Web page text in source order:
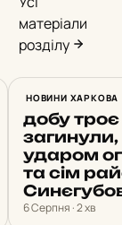
матеріали
розділу
НОВИНИ ХАРКОВА
Обстріли
добу
загинули,
ударом
та сім
6 Серпня · 2 хв